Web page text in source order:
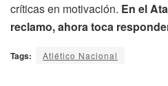
críticas en motivación. En el
reclamo, ahora toca
Tags: Atlético Nacional